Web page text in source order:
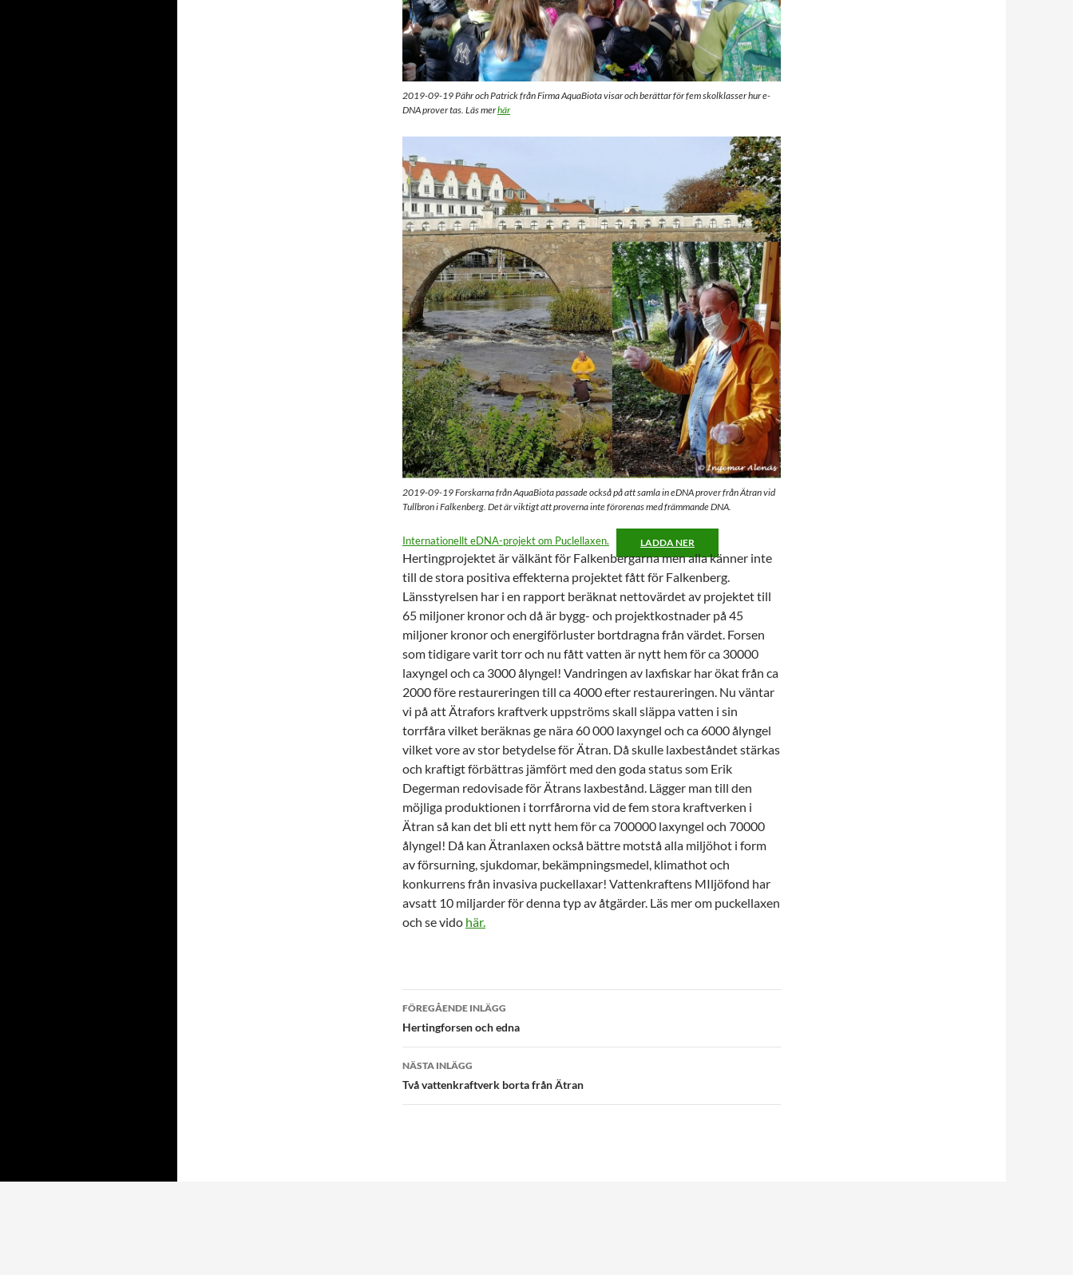
2019-09-19 Pähr och Patrick från Firma AquaBiota visar och berättar för fem skolklasser hur e-
DNA prover tas. Läs merhär
2019-09-19 Forskarna från AquaBiota passade också på att samla in eDNA prover från Ätran vid
Tullbron i Falkenberg. Det är viktigt att proverna inte förorenas med främmande DNA.
Internationellt eDNA-projekt om Puclellaxen. LADDA NER
Hertingprojektet är välkänt för Falkenbergarna men alla känner inte
till de stora positiva effekterna projektet fått för Falkenberg.
Länsstyrelsen har i en rapport beräknat nettovärdet av projektet till
65 miljoner kronor och då är bygg- och projektkostnader på 45
miljoner kronor och energiförluster bortdragna från värdet. Forsen
som tidigare varit torr och nu fått vatten är nytt hem för ca 30000
laxyngel och ca 3000 ålyngel! Vandringen av laxfiskar har ökat från ca
2000 före restaureringen till ca 4000 efter restaureringen. Nu väntar
vi på att Ätrafors kraftverk uppströms skall släppa vatten i sin
torrfåra vilket beräknas ge nära 60 000 laxyngel och ca 6000 ålyngel
vilket vore av stor betydelse för Ätran. Då skulle laxbeståndet stärkas
och kraftigt förbättras jämfört med den goda status som Erik
Degerman redovisade för Ätrans laxbestånd. Lägger man till den
möjliga produktionen i torrfårorna vid de fem stora kraftverken i
Ätran så kan det bli ett nytt hem för ca 700000 laxyngel och 70000
ålyngel! Då kan Ätranlaxen också bättre motstå alla miljöhot i form
av försurning, sjukdomar, bekämpningsmedel, klimathot och
konkurrens från invasiva puckellaxar! Vattenkraftens MIljöfond har
avsatt 10 miljarder för denna typ av åtgärder. Läs mer om puckellaxen
och se vido här.
Inläggsnavigering
FÖREGÅENDE INLÄGG
Hertingforsen och edna
NÄSTA INLÄGG
Två vattenkraftverk borta från Ätran